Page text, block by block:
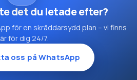
det du letade efter?
för en skräddarsydd plan – vi finns
för dig 24/7.
oss på WhatsApp